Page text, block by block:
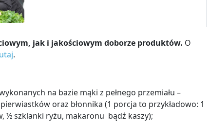
jak i jakościowym doborze produktów. O
.
na bazie mąki z pełnego przemiału –
oraz błonnika (1 porcja to przykładowo: 1
½ szklanki ryżu, makaronu bądź kaszy);